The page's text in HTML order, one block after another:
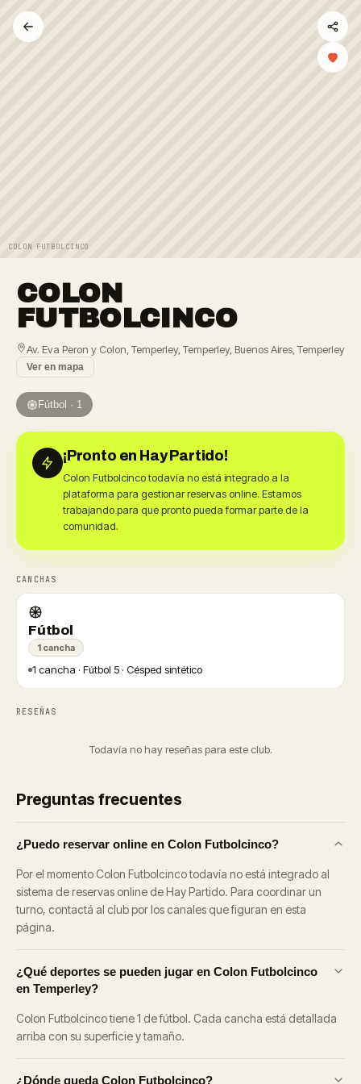
COLON FUTBOLCINCO
COLON
FUTBOLCINCO
Av. Eva Peron y Colon, Temperley, Temperley, Buenos Aires, Temperley
Ver en mapa
Fútbol · 1
¡Pronto en Hay Partido!
Colon Futbolcinco todavía no está integrado a la
plataforma para gestionar reservas online. Estamos
trabajando para que pronto pueda formar parte de la
comunidad.
CANCHAS
Fútbol
1 cancha
1 cancha · Fútbol 5 · Césped sintético
RESEÑAS
Todavía no hay reseñas para este club.
Preguntas frecuentes
¿Puedo reservar online en Colon Futbolcinco?
Por el momento Colon Futbolcinco todavía no está integrado al
sistema de reservas online de Hay Partido. Para coordinar un
turno, contactá al club por los canales que figuran en esta
página.
¿Qué deportes se pueden jugar en Colon Futbolcinco
en Temperley?
Colon Futbolcinco tiene 1 de fútbol. Cada cancha está detallada
arriba con su superficie y tamaño.
¿Dónde queda Colon Futbolcinco?